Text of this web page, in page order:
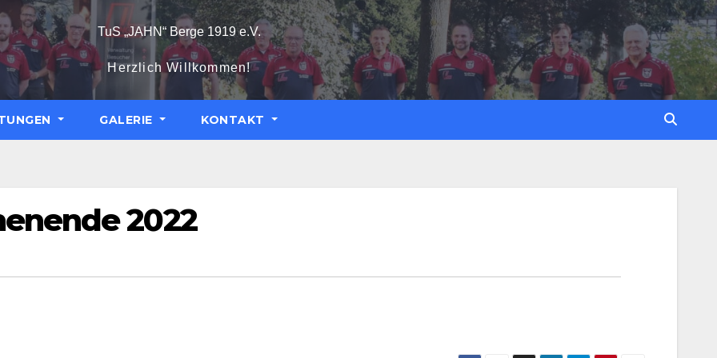
TuS „JAHN“ Berge 1919 e.V.
Herzlich Willkommen!
GALERIE KONTAKT
2022